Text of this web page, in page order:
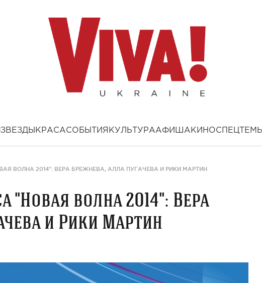
ЗВЕЗДЫ КРАСАСОБЫТИЯ КУЛЬТУРААФИША КИНОСПЕЦТЕМЫ
ВОЛНА 2014": ВЕРА БРЕЖНЕВА, АЛЛА ПУГАЧЕВА И РИКИ МАРТИН
"Новая волна 2014": Вера
и Рики Мартин